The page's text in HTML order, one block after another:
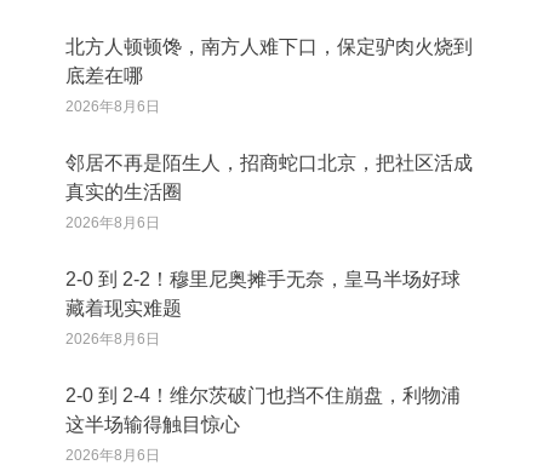
北方人顿顿馋，南方人难下口，保定驴肉火烧到
底差在哪
2026年8月6日
邻居不再是陌生人，招商蛇口北京，把社区活成
真实的生活圈
2026年8月6日
2‑0 到 2‑2！穆里尼奥摊手无奈，皇马半场好球
藏着现实难题
2026年8月6日
2‑0 到 2‑4！维尔茨破门也挡不住崩盘，利物浦
这半场输得触目惊心
2026年8月6日